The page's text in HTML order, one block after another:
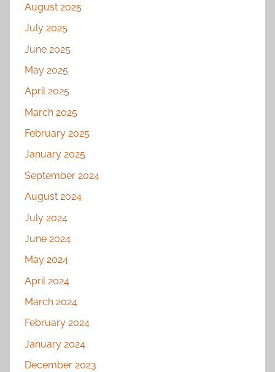
August 2025
July 2025
June 2025
May 2025
April 2025
March 2025
February 2025
January 2025
September 2024
August 2024
July 2024
June 2024
May 2024
April 2024
March 2024
February 2024
January 2024
December 2023